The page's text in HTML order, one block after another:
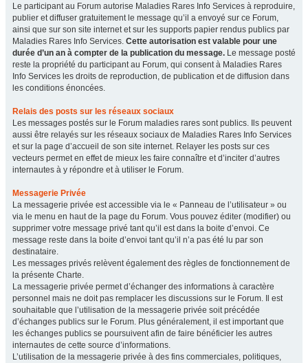
Le participant au Forum autorise Maladies Rares Info Services à reproduire,
publier et diffuser gratuitement le message qu’il a envoyé sur ce Forum,
ainsi que sur son site internet et sur les supports papier rendus publics par
Maladies Rares Info Services. Cette autorisation est valable pour une
durée d’un an à compter de la publication du message. Le message posté
reste la propriété du participant au Forum, qui consent à Maladies Rares
Info Services les droits de reproduction, de publication et de diffusion dans
les conditions énoncées.
Relais des posts sur les réseaux sociaux
Les messages postés sur le Forum maladies rares sont publics. Ils peuvent
aussi être relayés sur les réseaux sociaux de Maladies Rares Info Services
et sur la page d’accueil de son site internet. Relayer les posts sur ces
vecteurs permet en effet de mieux les faire connaître et d’inciter d’autres
internautes à y répondre et à utiliser le Forum.
Messagerie Privée
La messagerie privée est accessible via le « Panneau de l’utilisateur » ou
via le menu en haut de la page du Forum. Vous pouvez éditer (modifier) ou
supprimer votre message privé tant qu’il est dans la boite d’envoi. Ce
message reste dans la boite d’envoi tant qu’il n’a pas été lu par son
destinataire.
Les messages privés relèvent également des règles de fonctionnement de
la présente Charte.
La messagerie privée permet d’échanger des informations à caractère
personnel mais ne doit pas remplacer les discussions sur le Forum. Il est
souhaitable que l’utilisation de la messagerie privée soit précédée
d’échanges publics sur le Forum. Plus généralement, il est important que
les échanges publics se poursuivent afin de faire bénéficier les autres
internautes de cette source d’informations.
L’utilisation de la messagerie privée à des fins commerciales, politiques,